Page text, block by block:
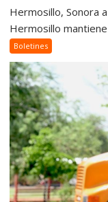
Hermosillo, Sonora
Hermosillo
Boletines